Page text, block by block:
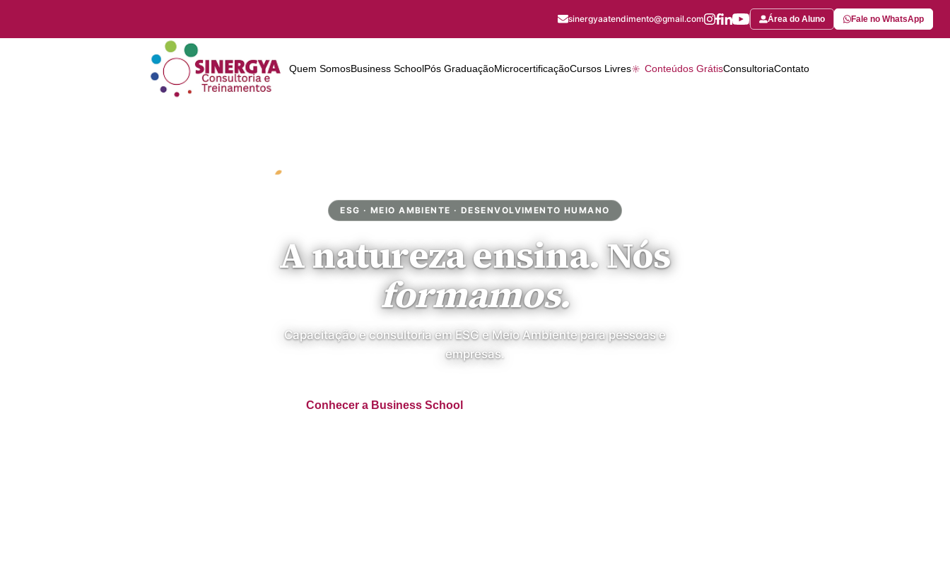
sinergyaatendimento@gmail.com Área do Aluno Fale no WhatsApp
Quem SomosBusiness SchoolPós GraduaçãoMicrocertificaçãoCursos Livres Conteúdos GrátisConsultoriaContato
ESG · MEIO AMBIENTE · DESENVOLVIMENTO HUMANO
A natureza ensina. Nós
formamos.
Capacitação e consultoria em ESG e Meio Ambiente para pessoas e
empresas.
Conhecer a Business School